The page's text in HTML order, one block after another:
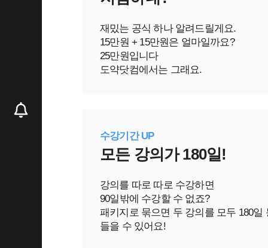
재밌는 공식 하나 알려드릴게요.
15만원 + 15만원은 얼마일까요?
25만원입니다
도약닷컴에서는 그래요.
수강기간 UP
모든 강의가 180일!
강의를 따로 따로 수강하면
90일밖에 수강할 수 없죠?
패키지로 묶으면 두 강의를 모두 180일
들을 수 있어요!